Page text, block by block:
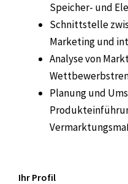
Speicher- und
Schnittstelle
Marketing und
Analyse von
Planung und
Ihr Profil